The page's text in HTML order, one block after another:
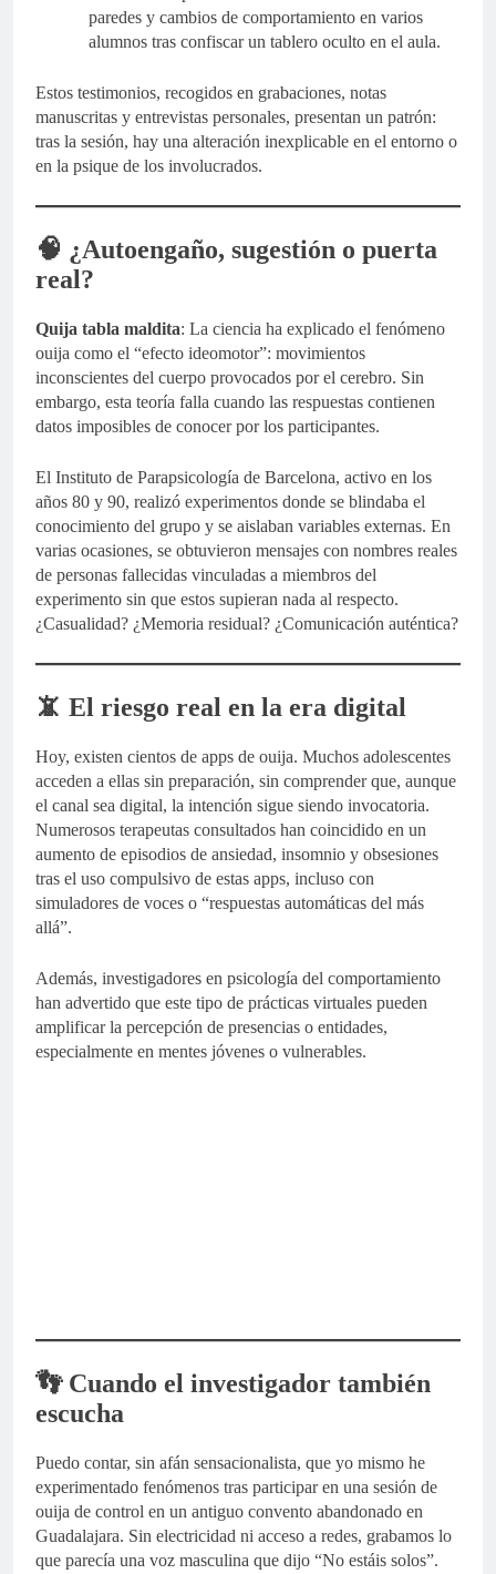
paredes y cambios de comportamiento en varios
alumnos tras confiscar un tablero oculto en el aula.
Estos testimonios, recogidos en grabaciones, notas
manuscritas y entrevistas personales, presentan un patrón:
tras la sesión, hay una alteración inexplicable en el entorno o
en la psique de los involucrados.
🧠 ¿Autoengaño, sugestión o puerta
real?
Quija tabla maldita: La ciencia ha explicado el fenómeno
ouija como el “efecto ideomotor”: movimientos
inconscientes del cuerpo provocados por el cerebro. Sin
embargo, esta teoría falla cuando las respuestas contienen
datos imposibles de conocer por los participantes.
El Instituto de Parapsicología de Barcelona, activo en los
años 80 y 90, realizó experimentos donde se blindaba el
conocimiento del grupo y se aislaban variables externas. En
varias ocasiones, se obtuvieron mensajes con nombres reales
de personas fallecidas vinculadas a miembros del
experimento sin que estos supieran nada al respecto.
¿Casualidad? ¿Memoria residual? ¿Comunicación auténtica?
📵 El riesgo real en la era digital
Hoy, existen cientos de apps de ouija. Muchos adolescentes
acceden a ellas sin preparación, sin comprender que, aunque
el canal sea digital, la intención sigue siendo invocatoria.
Numerosos terapeutas consultados han coincidido en un
aumento de episodios de ansiedad, insomnio y obsesiones
tras el uso compulsivo de estas apps, incluso con
simuladores de voces o “respuestas automáticas del más
allá”.
Además, investigadores en psicología del comportamiento
han advertido que este tipo de prácticas virtuales pueden
amplificar la percepción de presencias o entidades,
especialmente en mentes jóvenes o vulnerables.
👣 Cuando el investigador también
escucha
Puedo contar, sin afán sensacionalista, que yo mismo he
experimentado fenómenos tras participar en una sesión de
ouija de control en un antiguo convento abandonado en
Guadalajara. Sin electricidad ni acceso a redes, grabamos lo
que parecía una voz masculina que dijo “No estáis solos”.